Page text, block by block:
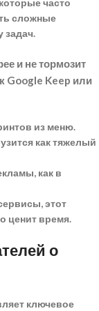
часто
сложные
задач.
и не тормозит
Google Keep или
из меню.
как тяжелый
как в
этот
ценит время.
о
ключевое